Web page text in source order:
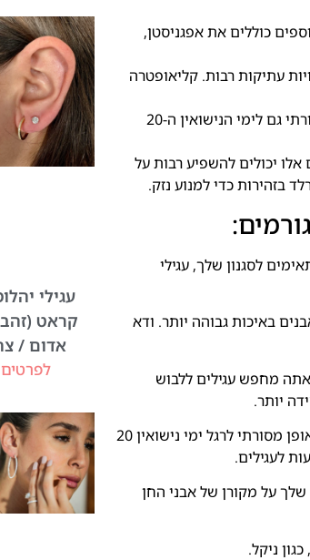
כוללים את אפגניסטן,
עתיקות רבות. קליאופטרה
משמעות אסטרולוגית: אזמרגד היא אבן הלידה למאי והיא ניתנת באופן מסורתי גם לימי הנישואין ה-20
יכולים להשפיע רבות על
בזהירות כדי למנוע נזק.
לסגנון שלך, עגילי
באיכות גבוהה יותר. ודא
אתה מחפש עגילים ללבוש
יותר.
משמעות אסטרולוגית ואישית: אזמרגד היא אבן הלידה לחודש מאי והיא ניתנת באופן מסורתי לרגל ימי נישואין 20
על מקורן של אבני החן
ניקל.
קראט
אדום /